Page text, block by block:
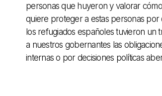
personas que huyeron y valorar
quiere proteger a estas personas
los refugiados españoles tuvieron un
a nuestros gobernantes las
internas o por decisiones políticas